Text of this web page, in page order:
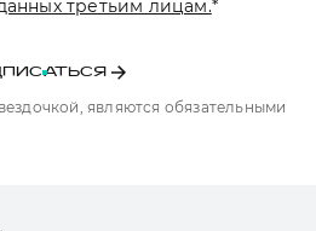
третьим лицам.*
являются обязательными